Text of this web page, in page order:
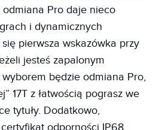
Pro daje nieco
i dynamicznych
pierwsza wskazówka przy
jesteś zapalonym
będzie odmiana Pro,
17T z łatwością pograsz we
tytuły. Dodatkowo,
odporności IP68,